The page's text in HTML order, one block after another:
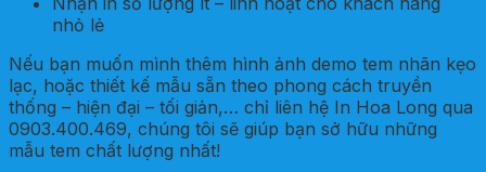
nhỏ lẻ
Nếu bạn muốn mình thêm hình ảnh demo tem nhãn kẹo
lạc, hoặc thiết kế mẫu sẵn theo phong cách truyền
thống – hiện đại – tối giản,… chỉ liên hệ In Hoa Long qua
0903.400.469, chúng tôi sẽ giúp bạn sở hữu những
mẫu tem chất lượng nhất!